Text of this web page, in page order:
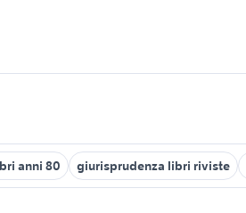
anni 80 giurisprudenza libri riviste